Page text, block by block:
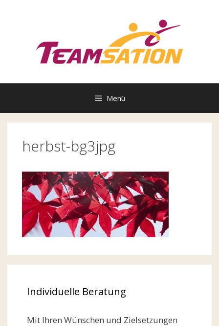
Menü
herbst-bg3jpg
Individuelle Beratung
Mit Ihren Wünschen und Zielsetzungen